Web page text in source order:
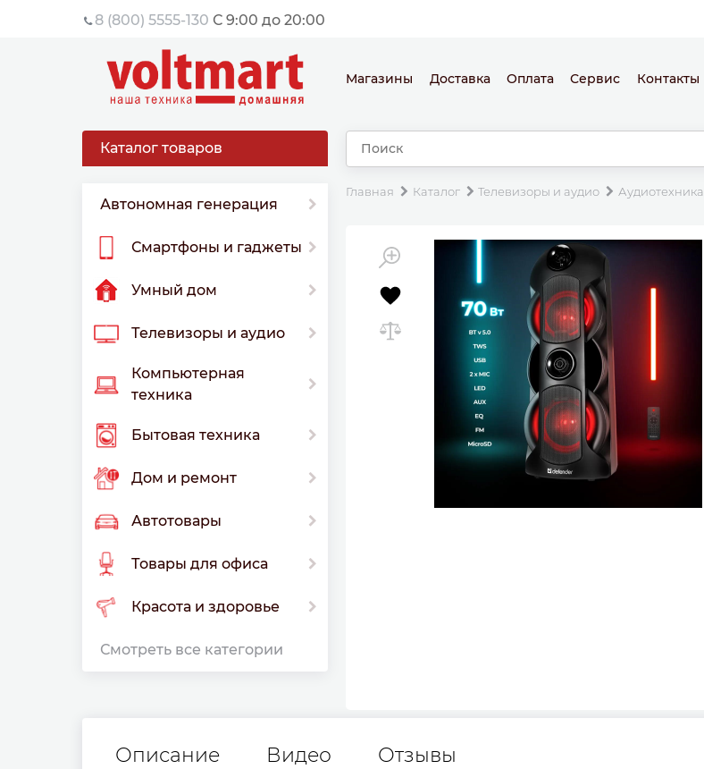
8 (800) 5555-130 С 9:00 до 20:00
Магазины Доставка Оплата Сервис Контакты
Каталог товаров
Автономная генерация
Смартфоны и гаджеты
Умный дом
Телевизоры и аудио
Компьютерная
техника
Бытовая техника
Дом и ремонт
Автотовары
Товары для офиса
Красота и здоровье
Смотреть все категории
Главная Каталог Телевизоры и аудио Аудиотехника
Описание Видео Отзывы